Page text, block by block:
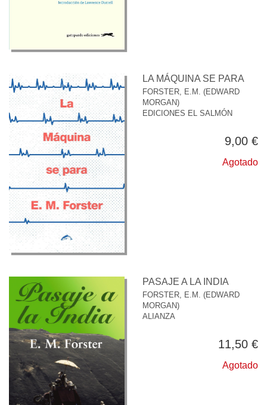
LA MÁQUINA SE PARA
FORSTER, E.M. (EDWARD
MORGAN)
EDICIONES EL SALMÓN
9,00 €
Agotado
PASAJE A LA INDIA
FORSTER, E.M. (EDWARD
MORGAN)
ALIANZA
11,50 €
Agotado